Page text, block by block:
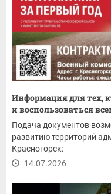
Информация для тех,
и воспользоваться
Подача документов
развитию территорий
Красногорск:
14.07.2026